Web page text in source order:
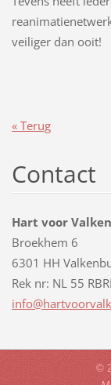
veiliger dan ooit!
« Terug
Contact
Hart voor
Broekhem 6
6301 HH
Rek nr: NL 55
info@hartvoorval
©